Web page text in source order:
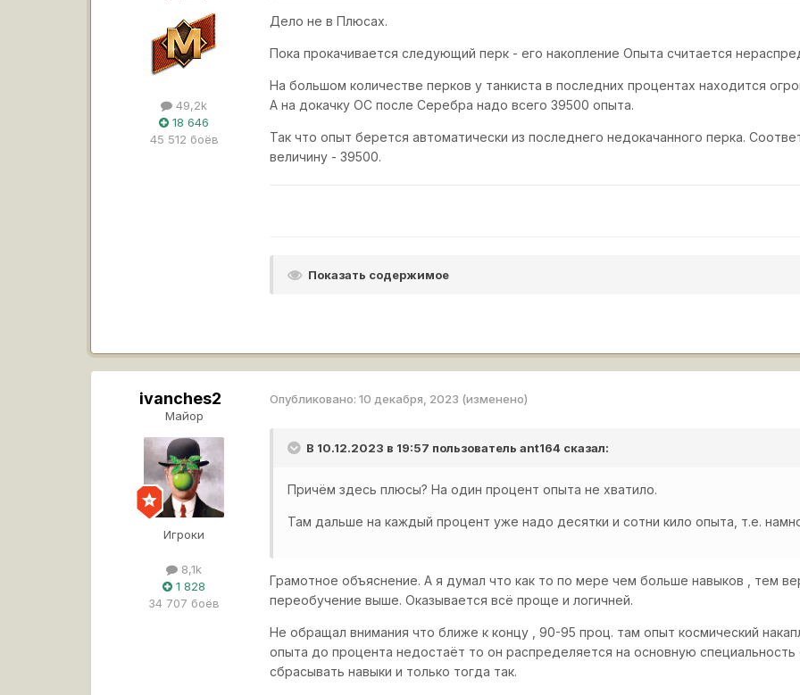
49,2k
18 646
45 512 боёв
Дело не в Плюсах.
Пока прокачивается следующий перк - его накопление Опыта считается
На большом количестве перков у танкиста в последних процентах находится
А на докачку ОС после Серебра надо всего 39500 опыта.
Так что опыт берется автоматически из последнего недокачанного перка.
величину - 39500.
Показать содержимое
ivanches2
Майор
Игроки
8,1k
1 828
34 707 боёв
Опубликовано:10 декабря, 2023 (изменено)
В 10.12.2023 в 19:57 пользовательant164 сказал:
Причём здесь плюсы? На один процент опыта не хватило.
Там дальше на каждый процент уже надо десятки и сотни кило опыта, т.е.
Грамотное объяснение. А я думал что как то по мере чем больше навыков , тем
переобучение выше. Оказывается всё проще и логичней.
Не обращал внимания что ближе к концу , 90-95 проц. там опыт космический
опыта до процента недостаёт то он распределяется на основную
сбрасывать навыки и только тогда так.